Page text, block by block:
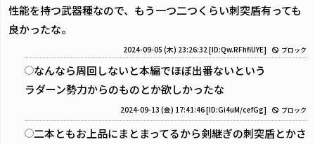
性能を持つ武器種なので、もう一つ二つくらい刺突盾有っても
良かったな。
2024-09-05 (木) 23:26:32 [ID:Qw.RFhfiUYE] ブロック
なんなら周回しないと本編でほぼ出番ないという
ラダーン勢力からのものとか欲しかったな
2024-09-13 (金) 17:41:46[ID:Gi4uM/cefGg] ブロック
二本ともお上品にまとまってるから剣継ぎの刺突盾とかさ